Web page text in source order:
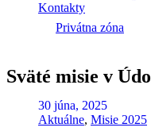
Kontakty
Privátna zóna
Sväté misie v
30 júna, 2025
Aktuálne, Misie 2025